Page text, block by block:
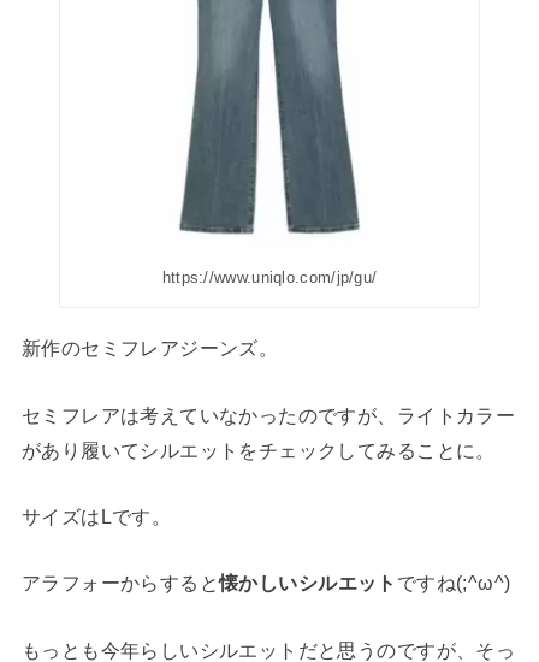
https://www.uniqlo.com/jp/gu/
新作のセミフレアジーンズ。
セミフレアは考えていなかったのですが、ライトカラー
があり履いてシルエットをチェックしてみることに。
サイズはLです。
アラフォーからすると懐かしいシルエット ですね(;^ω^)
もっとも今年らしいシルエットだと思うのですが、そっ